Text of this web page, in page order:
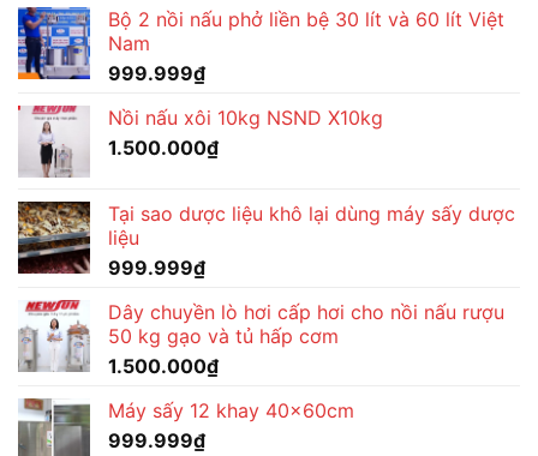
Bộ 2 nồi nấu phở liền bệ 30 lít và 60 lít Việt
Nam
999.999₫
Nồi nấu xôi 10kg NSND X10kg
1.500.000₫
Tại sao dược liệu khô lại dùng máy sấy dược
liệu
999.999₫
Dây chuyền lò hơi cấp hơi cho nồi nấu rượu
50 kg gạo và tủ hấp cơm
1.500.000₫
Máy sấy 12 khay 40x60cm
999.999₫